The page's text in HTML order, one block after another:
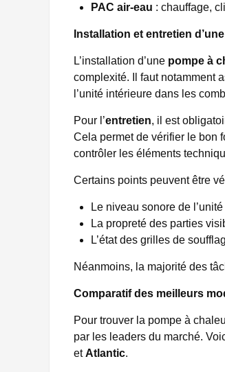
PAC air-eau : chauffage,
Installation et entretien
L’installation d’une pompe à
complexité. Il faut notamment
l’unité intérieure dans les
Pour l’entretien, il est
Cela permet de vérifier le bon
contrôler les éléments
Certains points peuvent être
Le niveau sonore de
La propreté des parties
L’état des grilles de
Néanmoins, la majorité des
Comparatif des meilleurs
Pour trouver la pompe à
par les leaders du marché.
etAtlantic.